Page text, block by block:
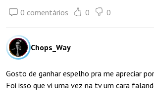
0 comentários 0 0
Chops_Way
Gosto de ganhar espelho pra me apreciar
Foi isso que vi uma vez na tv um cara